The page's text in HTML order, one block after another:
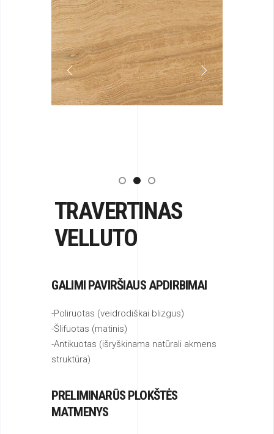
TRAVERTINAS
VELLUTO
GALIMI PAVIRŠIAUS APDIRBIMAI
-Poliruotas (veidrodiškai blizgus)
-Šlifuotas (matinis)
-Antikuotas (išryškinama natūrali akmens
struktūra)
PRELIMINARŪS PLOKŠTĖS
MATMENYS